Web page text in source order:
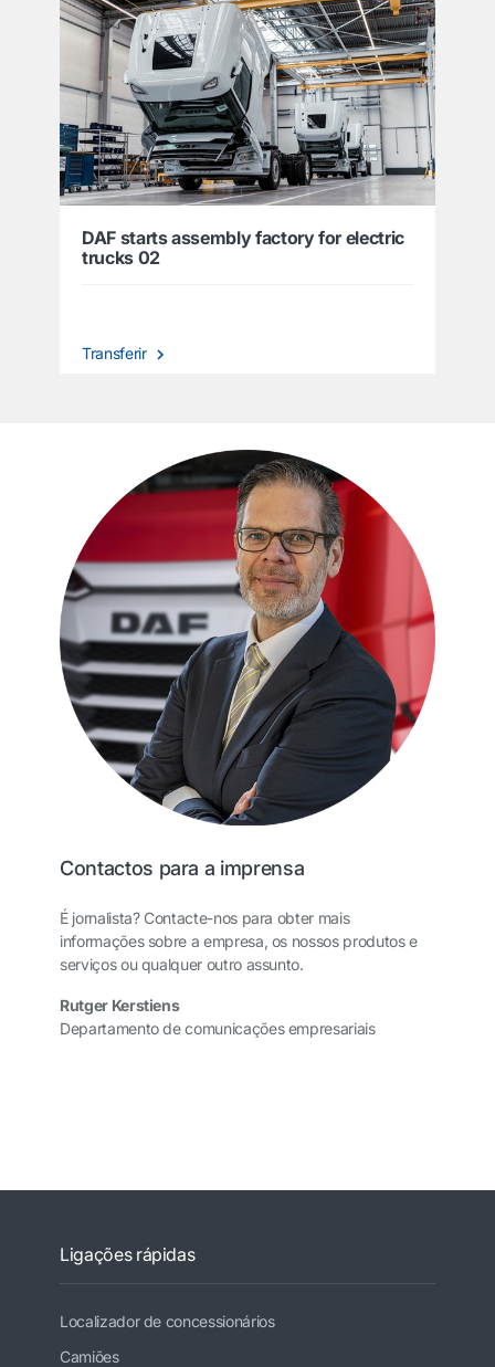
DAF starts assembly factory for electric
trucks 02
Transferir
Contactos para a imprensa
É jornalista? Contacte-nos para obter mais
informações sobre a empresa, os nossos produtos e
serviços ou qualquer outro assunto.
Rutger Kerstiens
Departamento de comunicações empresariais
Ligações rápidas
Localizador de concessionários
Camiões